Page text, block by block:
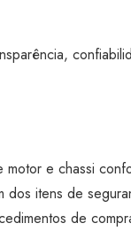
e chassi
itens de
de